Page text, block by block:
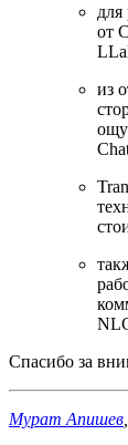
для
от
из
Спасибо за
Мурат Апишев